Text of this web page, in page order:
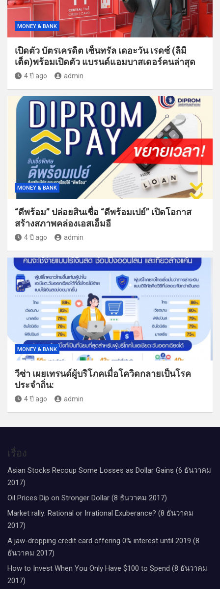
MONEY & BANK
เปิดตัว บัตรเครดิต เซ็นทรัล เดอะวัน เรดซ์ (ลิมิ
เต็ด)พร้อมเปิดตัว แบรนด์แอมบาสเดอร์คนล่าสุด
4 ปี ago admin
MONEY & BANK
“ดีพร้อม” ปล่อยสินเชื่อ “ดีพร้อมเปย์” เปิดโอกาส
สร้างสภาพคล่องเอสเอ็มอี
4 ปี ago admin
MONEY & BANK
วีซ่า เผยเทรนด์ผู้บริโภคเมื่อโควิดกลายเป็นโรค
ประจำถิ่น:
4 ปี ago admin
เรื่อง
Asian Stocks Recoup Some Losses as Dollar Gains (6 ธันวาคม
2017)
Oil Prices Dip on Stronger Dollar (8 ธันวาคม 2017)
Market rally: Rational or Irrational Exuberance? (8 ธันวาคม
2017)
A jaw-dropping credit card offering 0% interest until 2019 (8
ธันวาคม 2017)
How to Invest When You Only Have $100 to Spend (8 ธันวาคม
2017)